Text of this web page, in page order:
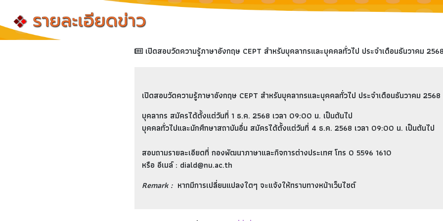
เปิดสอบวัดความรู้ภาษาอังกฤษ CEPT สำหรับบุคลากรและบุคคลทั่วไป ประจำเดือนธันวาคม
เปิดสอบวัดความรู้ภาษาอังกฤษ CEPT สำหรับบุคลากรและบุคคลทั่วไป ประจำเดือนธันวาคม 2568
บุคลากร สมัครได้ตั้งแต่วันที่ 1 ธ.ค. 2568 เวลา 09:00 น. เป็นต้นไป
บุคคลทั่วไปและนักศึกษาสถาบันอื่น สมัครได้ตั้งแต่วันที่ 4 ธ.ค. 2568 เวลา 09:00 น. เป็นต้นไป
สอบถามรายละเอียดที่ กองพัฒนาภาษาและกิจการต่างประเทศ โทร 0 5596 1610
หรือ อีเมล์ : diald@nu.ac.th
Remark :หากมีการเปลี่ยนแปลงใดๆ จะแจ้งให้ทราบทางหน้าเว็บไซต์